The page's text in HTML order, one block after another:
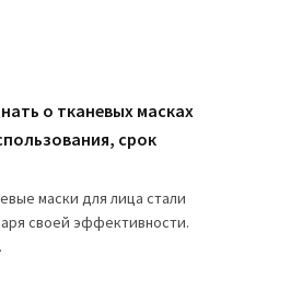
о тканевых масках
срок
маски для лица стали
своей эффективности.